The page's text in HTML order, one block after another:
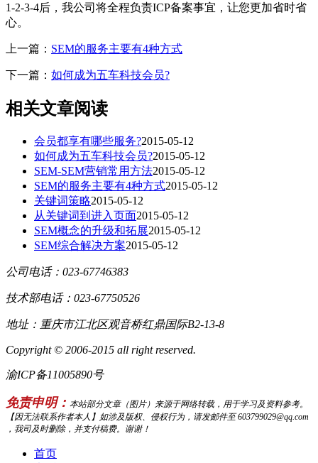
1-2-3-4后，我公司将全程负责ICP备案事宜，让您更加省时省
心。
上一篇： SEM的服务主要有4种方式
下一篇： 如何成为五车科技会员?
相关文章阅读
会员都享有哪些服务?2015-05-12
如何成为五车科技会员?2015-05-12
SEM-SEM营销常用方法2015-05-12
SEM的服务主要有4种方式2015-05-12
关键词策略2015-05-12
从关键词到进入页面2015-05-12
SEM概念的升级和拓展2015-05-12
SEM综合解决方案2015-05-12
公司电话：023-67746383
技术部电话：023-67750526
地址：重庆市江北区观音桥红鼎国际B2-13-8
Copyright © 2006-2015 all right reserved.
渝ICP备11005890号
免责申明： 本站部分文章（图片）来源于网络转载，用于学习及资料参考。
【因无法联系作者本人】如涉及版权、侵权行为，请发邮件至 603799029@qq.com
，我司及时删除，并支付稿费。谢谢！
首页